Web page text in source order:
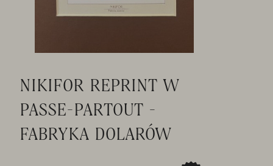
NIKIFOR REPRINT W
PASSE-PARTOUT -
FABRYKA DOLARÓW